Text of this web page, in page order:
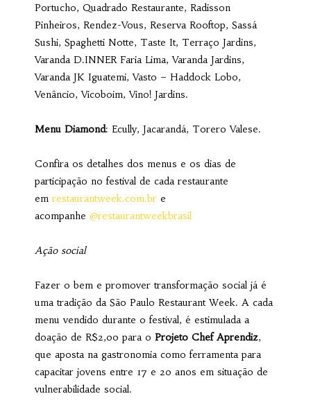
Portucho, Quadrado Restaurante, Radisson
Pinheiros, Rendez-Vous, Reserva Rooftop, Sassá
Sushi, Spaghetti Notte, Taste It, Terraço Jardins,
Varanda D.INNER Faria Lima, Varanda Jardins,
Varanda JK Iguatemi, Vasto – Haddock Lobo,
Venâncio, Vicoboim, Vino! Jardins.
Menu Diamond: Ecully, Jacarandá, Torero Valese.
Confira os detalhes dos menus e os dias de
participação no festival de cada restaurante
em restaurantweek.com.br e
acompanhe @restaurantweekbrasil
Ação social
Fazer o bem e promover transformação social já é
uma tradição da São Paulo Restaurant Week. A cada
menu vendido durante o festival, é estimulada a
doação de R$2,00 para o Projeto Chef Aprendiz,
que aposta na gastronomia como ferramenta para
capacitar jovens entre 17 e 20 anos em situação de
vulnerabilidade social.